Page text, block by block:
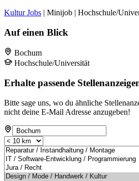
Kultur Jobs | Minijob | Hochschule/
Auf einen Blick
Bochum
Hochschule/Universität
Erhalte passende
Bitte sage uns, wo du ähnliche
nicht deine E-Mail Adresse anzugeben!